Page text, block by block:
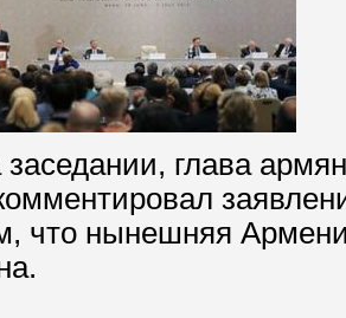
заседании, глава
что нынешняя